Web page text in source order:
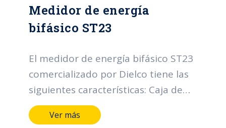
Medidor de energía
bifásico ST23
El medidor de energía bifásico ST23
comercializado por Dielco tiene las
siguientes características: Caja de
policarbonato IP54 Bajo consumo
interno Medición de energía activa
Ver más